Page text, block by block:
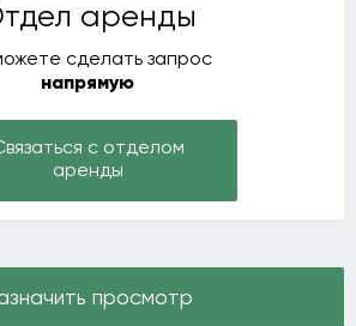
аренды
сделать запрос
напрямую
с отделом
аренды
просмотр